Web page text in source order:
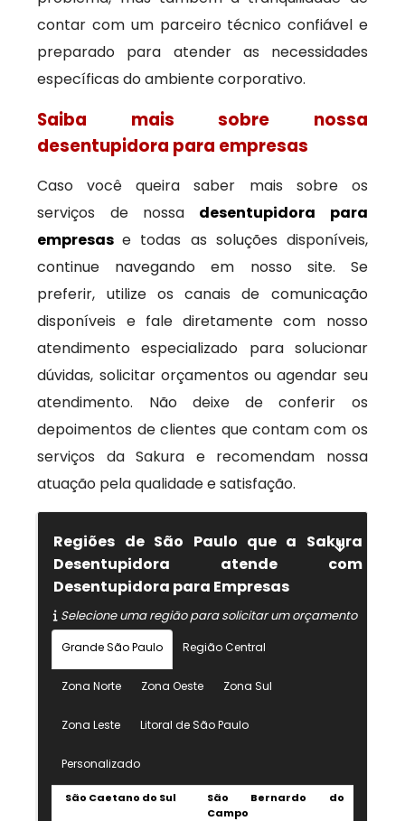
contar com um parceiro técnico confiável e
preparado para atender as necessidades
específicas do ambiente corporativo.
Saiba mais sobre nossa
desentupidora para empresas
Caso você queira saber mais sobre os
serviços de nossa desentupidora para
empresase todas as soluções disponíveis,
continue navegando em nosso site. Se
preferir, utilize os canais de comunicação
disponíveis e fale diretamente com nosso
atendimento especializado para solucionar
dúvidas, solicitar orçamentos ou agendar seu
atendimento. Não deixe de conferir os
depoimentos de clientes que contam com os
serviços da Sakura e recomendam nossa
atuação pela qualidade e satisfação.
Regiões de São Paulo que a Sakura
Desentupidora atende com
Desentupidora para Empresas
Selecione uma região para solicitar um orçamento
Grande São Paulo Região Central
Zona Norte Zona Oeste Zona Sul
Zona Leste Litoral de São Paulo
Personalizado
São Caetano do Sul
São Bernardo do
Campo